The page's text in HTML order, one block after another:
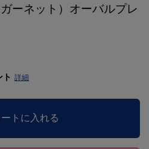
ーネット）オーバルプレ
ト 詳細
ートに入れる